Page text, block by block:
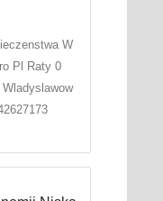
W
Pl Raty 0